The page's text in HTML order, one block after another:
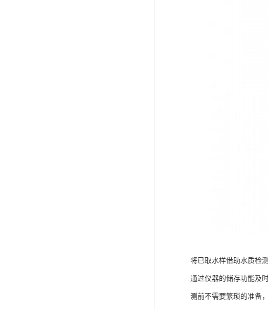
将已取水样借助水质检
通过仪器的储存功能及
测前不需要繁琐的准备